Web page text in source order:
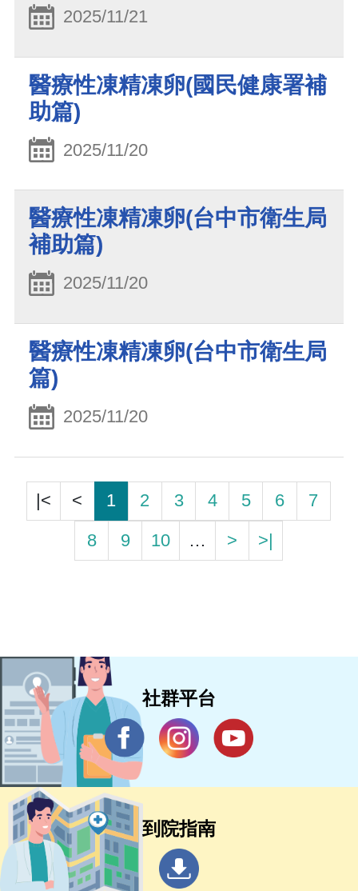
2025/11/21
醫療性凍精凍卵(國民健康署補
助篇)
2025/11/20
醫療性凍精凍卵(台中市衛生局
補助篇)
2025/11/20
醫療性凍精凍卵(台中市衛生局
篇)
2025/11/20
|< < 1 2 3 4 5 6
7
8
9 10 … > >|
社群平台
到院指南